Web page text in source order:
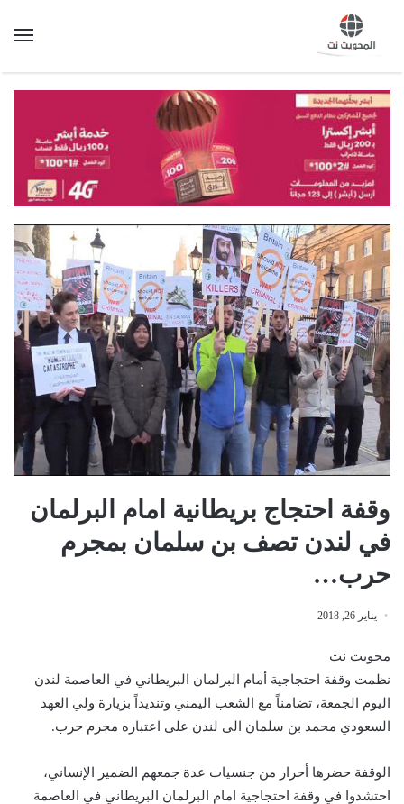
وقفة احتجاج بريطانية امام البرلمان
في لندن تصف بن سلمان بمجرم
حرب…
يناير 26, 2018
محويت نت
نظمت وقفة احتجاجية أمام البرلمان البريطاني في العاصمة لندن
اليوم الجمعة، تضامناً مع الشعب اليمني وتنديداً بزيارة ولي العهد
السعودي محمد بن سلمان الى لندن على اعتباره مجرم حرب.
الوقفة حضرها أحرار من جنسيات عدة جمعهم الضمير الإنساني،
احتشدوا في وقفة احتجاجية امام البرلمان البريطاني في العاصمة